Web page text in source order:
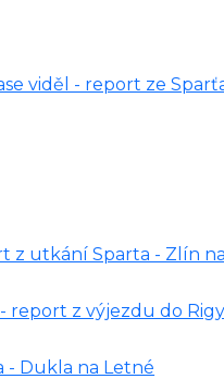
viděl - report ze
z utkání Sparta - Zlín
report z výjezdu do
- Dukla na Letné